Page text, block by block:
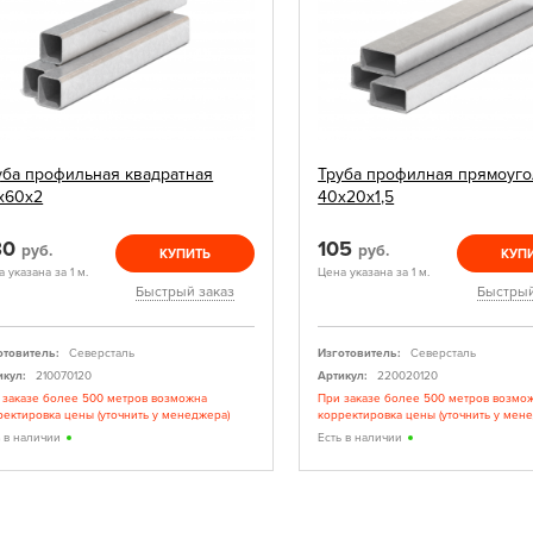
профильная квадратная
руб.
указана за 1 м.
КУПИТЬ
Быстрый заказ
Северсталь
210070120
более 500 метров возможна
цены (уточнить у менеджера)
в наличии
Труба профилная
40х20х1,5
105 руб.
Цена указана за 1 м.
Изготовитель:
Северсталь
Артикул:
220020120
При заказе более 500 метров
корректировка цены (уточнить у
Есть в наличии